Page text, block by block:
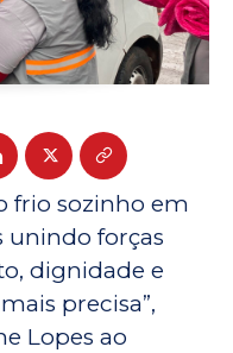
frio sozinho em
unindo forças
dignidade e
precisa”,
Lopes ao